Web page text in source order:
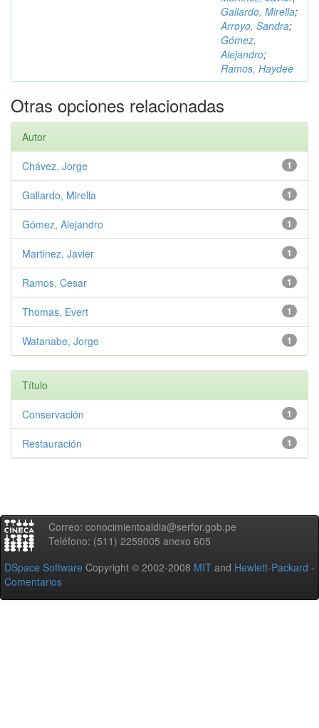
Gallardo, Mirella;
Arroyo, Sandra;
Gómez,
Alejandro;
Ramos, Haydee
Otras opciones relacionadas
Autor
1
Chávez, Jorge
1
Gallardo, Mirella
1
Gómez, Alejandro
1
Martinez, Javier
1
Ramos, Cesar
1
Thomas, Evert
1
Watanabe, Jorge
Título
1
Conservación
1
Restauración
Correo: conocimientoaldia@serfor.gob.pe
Teléfono: (511) 2259005 anexo 605
DSpace Software Copyright © 2002-2008 MIT and Hewlett-Packard -
Comentarios